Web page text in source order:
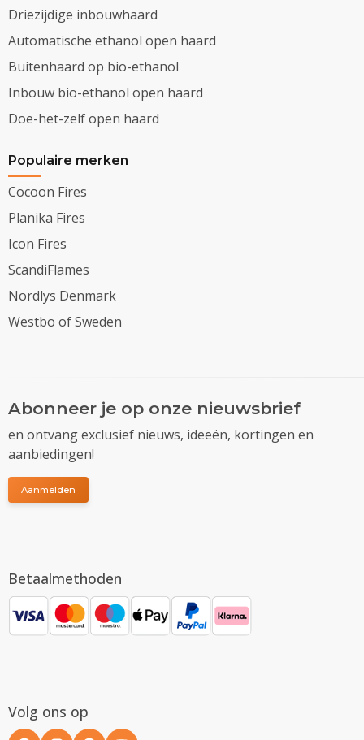
Driezijdige inbouwhaard
Automatische ethanol open haard
Buitenhaard op bio-ethanol
Inbouw bio-ethanol open haard
Doe-het-zelf open haard
Populaire merken
Cocoon Fires
Planika Fires
Icon Fires
ScandiFlames
Nordlys Denmark
Westbo of Sweden
Abonneer je op onze nieuwsbrief
en ontvang exclusief nieuws, ideeën, kortingen en
aanbiedingen!
Aanmelden
Betaalmethoden
Volg ons op